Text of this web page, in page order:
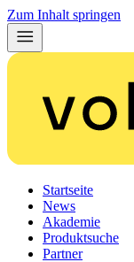
Zum Inhalt springen
Startseite
News
Akademie
Produktsuche
Partner